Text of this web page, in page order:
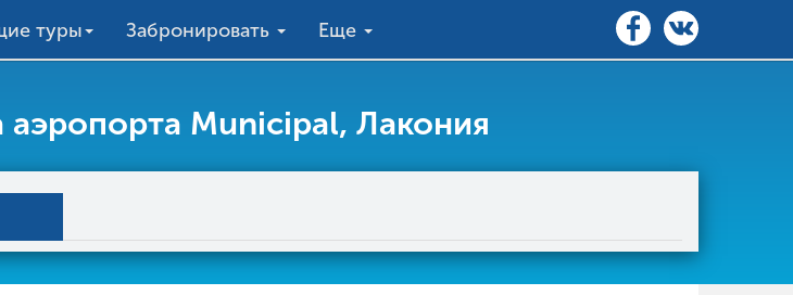
туры Забронировать Еще
Municipal, Лакония